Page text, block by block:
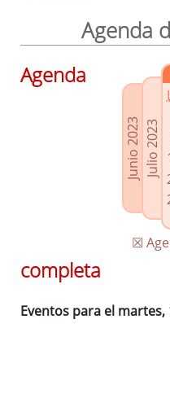
Presidencia
Grupos Políticos
Agenda de Presidencia
Plenos provinciales y
Oficina de Proyectos
Agenda
Junio 2023Julio 2023
☒
Agenda
completa
Eventos para el